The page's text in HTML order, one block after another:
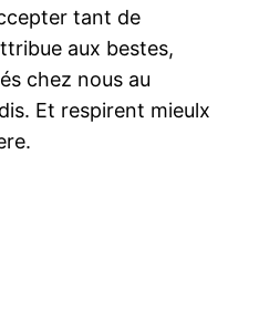
tant de
aux bestes,
chez nous au
Et respirent mieulx